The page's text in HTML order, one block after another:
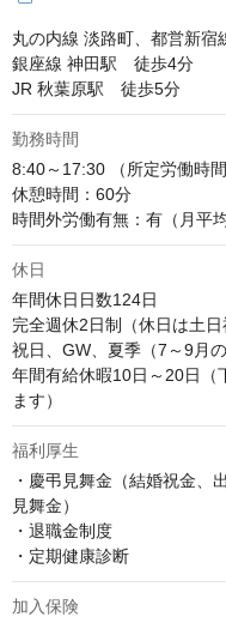
丸の内線 淡路町、都営新宿
銀座線 神田駅　徒歩4分
JR 秋葉原駅　徒歩5分
勤務時間
8:40～17:30 （所定労働時
休憩時間：60分
時間外労働有無：有（月平
休日
年間休日日数124日
完全週休2日制（休日は土日
祝日、GW、夏季（7～9月
年間有給休暇10日～20日（
ます）
福利厚生
・慶弔見舞金（結婚祝金、
見舞金）
・退職金制度
・定期健康診断
加入保険